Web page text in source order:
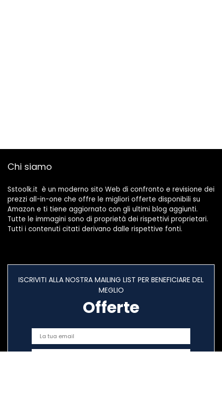
Chi siamo
Sstoolk.it è un moderno sito Web di confronto e revisione dei
prezzi all-in-one che offre le migliori offerte disponibili su
Amazon e ti tiene aggiornato con gli ultimi blog aggiunti.
Tutte le immagini sono di proprietà dei rispettivi proprietari.
Tutti i contenuti citati derivano dalle rispettive fonti.
ISCRIVITI ALLA NOSTRA MAILING LIST PER BENEFICIARE DEL
MEGLIO
Offerte